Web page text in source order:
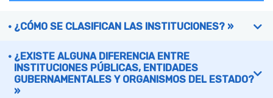
¿CÓMO SE CLASIFICAN LAS INSTITUCIONES? »
¿EXISTE ALGUNA DIFERENCIA ENTRE
INSTITUCIONES PÚBLICAS, ENTIDADES
GUBERNAMENTALES Y ORGANISMOS DEL ESTADO?
»